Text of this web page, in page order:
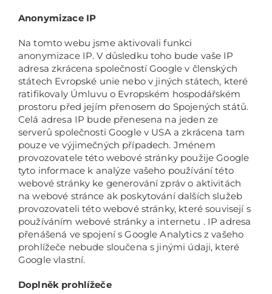
Anonymizace IP
Na tomto webu jsme aktivovali funkci
anonymizace IP. V důsledku toho bude vaše IP
adresa zkrácena společností Google v členských
státech Evropské unie nebo v jiných státech, které
ratifikovaly Úmluvu o Evropském hospodářském
prostoru před jejím přenosem do Spojených států.
Celá adresa IP bude přenesena na jeden ze
serverů společnosti Google v USA a zkrácena tam
pouze ve výjimečných případech. Jménem
provozovatele této webové stránky použije Google
tyto informace k analýze vašeho používání této
webové stránky ke generování zpráv o aktivitách
na webové stránce ak poskytování dalších služeb
provozovateli této webové stránky, které souvisejí s
používáním webové stránky a internetu . IP adresa
přenášená ve spojení s Google Analytics z vašeho
prohlížeče nebude sloučena s jinými údaji, které
Google vlastní.
Doplněk prohlížeče